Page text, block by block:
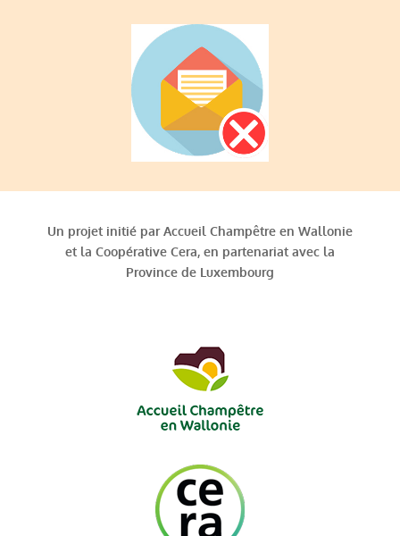
Un projet initié par Accueil Champêtre en Wallonie
et la Coopérative Cera, en partenariat avec la
Province de Luxembourg